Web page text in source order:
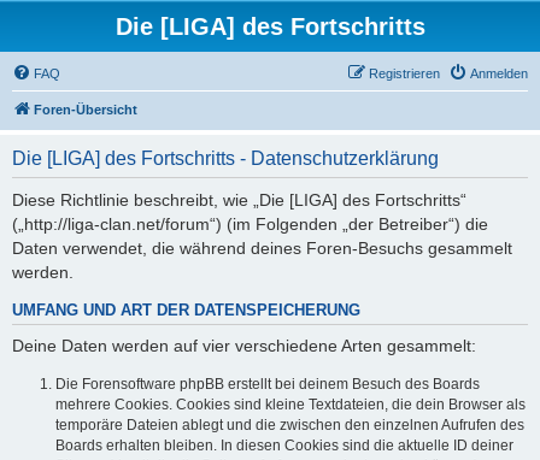
Die [LIGA] des Fortschritts
FAQ Anmelden
Registrieren
Foren-Übersicht
Die [LIGA] des Fortschritts - Datenschutzerklärung
Diese Richtlinie beschreibt, wie „Die [LIGA] des Fortschritts“
(„http://liga-clan.net/forum“) (im Folgenden „der Betreiber“) die
Daten verwendet, die während deines Foren-Besuchs gesammelt
werden.
UMFANG UND ART DER DATENSPEICHERUNG
Deine Daten werden auf vier verschiedene Arten gesammelt:
Die Forensoftware phpBB erstellt bei deinem Besuch des Boards
mehrere Cookies. Cookies sind kleine Textdateien, die dein Browser als
temporäre Dateien ablegt und die zwischen den einzelnen Aufrufen des
Boards erhalten bleiben. In diesen Cookies sind die aktuelle ID deiner